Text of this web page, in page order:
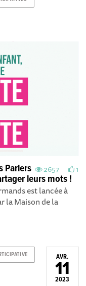
2657 1
Parlers
leurs mots !
est lancée à
la Maison de la
AVR.
11
2023